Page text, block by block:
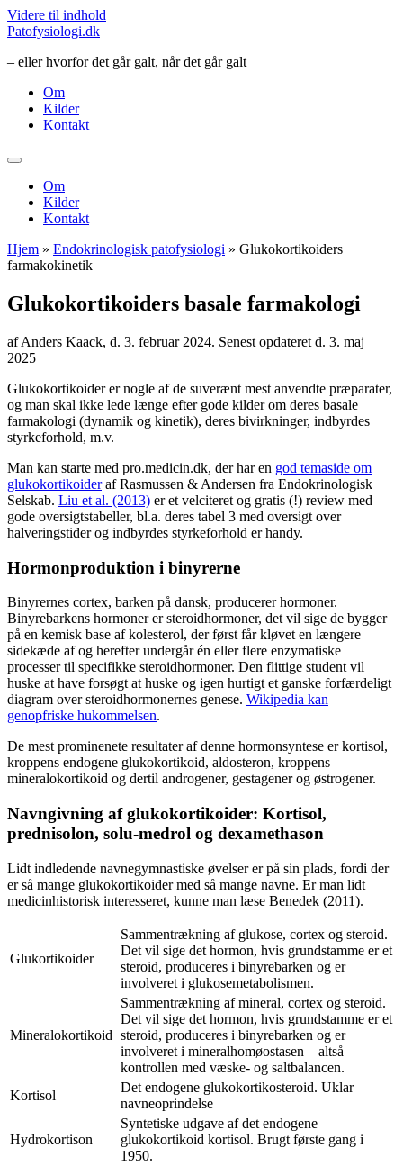
Videre til indhold
Patofysiologi.dk
– eller hvorfor det går galt, når det går galt
Om
Kilder
Kontakt
Om
Kilder
Kontakt
Hjem » Endokrinologisk patofysiologi » Glukokortikoiders
farmakokinetik
Glukokortikoiders basale farmakologi
af Anders Kaack, d. 3. februar 2024. Senest opdateret d. 3. maj
2025
Glukokortikoider er nogle af de suverænt mest anvendte præparater,
og man skal ikke lede længe efter gode kilder om deres basale
farmakologi (dynamik og kinetik), deres bivirkninger, indbyrdes
styrkeforhold, m.v.
Man kan starte med pro.medicin.dk, der har en god temaside om
glukokortikoideraf Rasmussen & Andersen fra Endokrinologisk
Selskab. Liu et al. (2013) er et velciteret og gratis (!) review med
gode oversigtstabeller, bl.a. deres tabel 3 med oversigt over
halveringstider og indbyrdes styrkeforhold er handy.
Hormonproduktion i binyrerne
Binyrernes cortex, barken på dansk, producerer hormoner.
Binyrebarkens hormoner er steroidhormoner, det vil sige de bygger
på en kemisk base af kolesterol, der først får kløvet en længere
sidekæde af og herefter undergår én eller flere enzymatiske
processer til specifikke steroidhormoner. Den flittige student vil
huske at have forsøgt at huske og igen hurtigt et ganske forfærdeligt
diagram over steroidhormonernes genese. Wikipedia kan
genopfriske hukommelsen.
De mest prominenete resultater af denne hormonsyntese er kortisol,
kroppens endogene glukokortikoid, aldosteron, kroppens
mineralokortikoid og dertil androgener, gestagener og østrogener.
Navngivning af glukokortikoider: Kortisol,
prednisolon, solu-medrol og dexamethason
Lidt indledende navnegymnastiske øvelser er på sin plads, fordi der
er så mange glukokortikoider med så mange navne. Er man lidt
medicinhistorisk interesseret, kunne man læse Benedek (2011).
Glukortikoider
Sammentrækning af glukose, cortex og steroid.
Det vil sige det hormon, hvis grundstamme er et
steroid, produceres i binyrebarken og er
involveret i glukosemetabolismen.
Mineralokortikoid
Sammentrækning af mineral, cortex og steroid.
Det vil sige det hormon, hvis grundstamme er et
steroid, produceres i binyrebarken og er
involveret i mineralhomøostasen – altså
kontrollen med væske- og saltbalancen.
Kortisol
Det endogene glukokortikosteroid. Uklar
navneoprindelse
Hydrokortison
Syntetiske udgave af det endogene
glukokortikoid kortisol. Brugt første gang i
1950.